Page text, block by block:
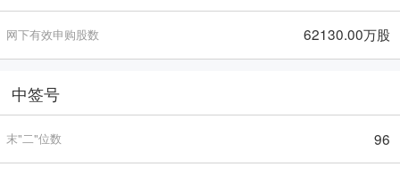
网下有效申购股数 62130.00万股
中签号
末"二"位数 96